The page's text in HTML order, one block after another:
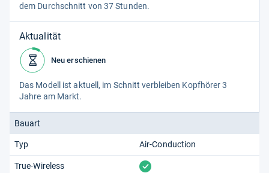
dem Durch­schnitt von 37 Stun­den.
Aktualität
Neu erschienen
Das Modell ist aktu­ell, im Schnitt ver­blei­ben Kopf­hö­rer 3
Jahre am Markt.
Bauart
Typ Air-Conduction
True-Wireless vorhanden